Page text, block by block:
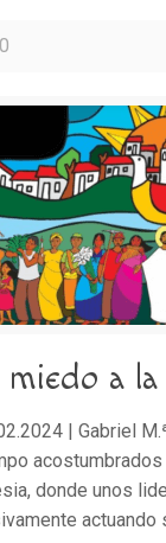
0
miedo a
| Gabriel
acostumbrados
donde unos